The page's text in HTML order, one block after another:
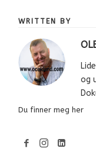
WRITTEN BY
og
Du finner meg her